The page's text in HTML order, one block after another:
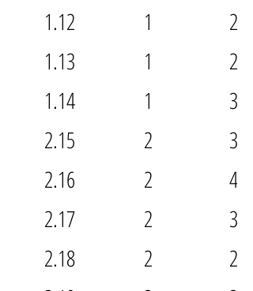
1.12 1
2.5
1.13
1
2.5
1.14
1
3.5
2.15
2
3.5
2.16
2
4.5
2.17
2
3.5
2.18
2
2.5